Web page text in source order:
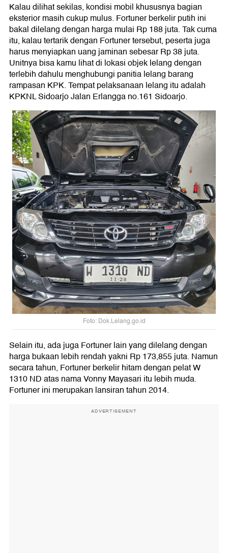
Kalau dilihat sekilas, kondisi mobil khususnya bagian
eksterior masih cukup mulus. Fortuner berkelir putih ini
bakal dilelang dengan harga mulai Rp 188 juta. Tak cuma
itu, kalau tertarik dengan Fortuner tersebut, peserta juga
harus menyiapkan uang jaminan sebesar Rp 38 juta.
Unitnya bisa kamu lihat di lokasi objek lelang dengan
terlebih dahulu menghubungi panitia lelang barang
rampasan KPK. Tempat pelaksanaan lelang itu adalah
KPKNL Sidoarjo Jalan Erlangga no.161 Sidoarjo.
Foto: Dok.Lelang.go.id
Selain itu, ada juga Fortuner lain yang dilelang dengan
harga bukaan lebih rendah yakni Rp 173,855 juta. Namun
secara tahun, Fortuner berkelir hitam dengan pelat W
1310 ND atas nama Vonny Mayasari itu lebih muda.
Fortuner ini merupakan lansiran tahun 2014.
ADVERTISEMENT